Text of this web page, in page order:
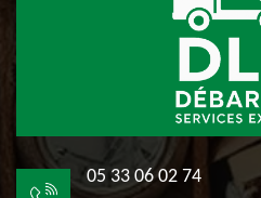
05 33 06 02 74